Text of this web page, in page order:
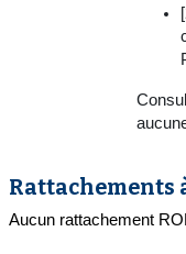
Rattachements
Aucun rattachement